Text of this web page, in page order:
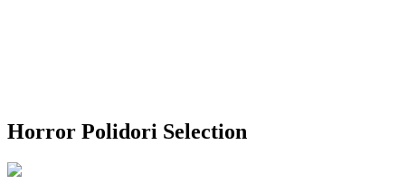
Horror Polidori Selection